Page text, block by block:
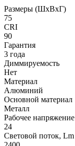
Размеры (ШxВxГ)
75
CRI
90
Гарантия
3 года
Диммируемость
Нет
Материал
Алюминий
Основной материал
Металл
Рабочее напряжение
24
Световой поток, Lm